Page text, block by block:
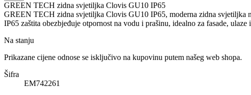
GREEN TECH zidna svjetiljka Clovis GU10 IP65
GREEN TECH zidna svjetiljka Clovis GU10 IP65, moderna zidna svjetiljka
IP65 zaštita obezbjeđuje otpornost na vodu i prašinu, idealno za fasade,
Na stanju
Prikazane cijene odnose se isključivo na kupovinu putem našeg web shopa.
Šifra
EM742261